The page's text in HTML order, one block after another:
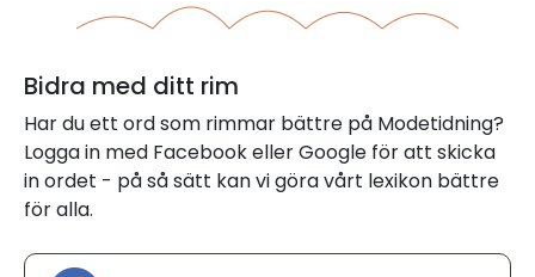
Bidra med ditt rim
Har du ett ord som rimmar bättre på Modetidning?
Logga in med Facebook eller Google för att skicka
in ordet - på så sätt kan vi göra vårt lexikon bättre
för alla.